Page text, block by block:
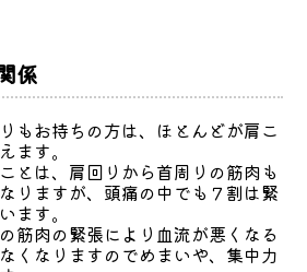
係
もお持ちの方は、ほとんどが肩こ
ます。
とは、肩回りから首周りの筋肉も
りますが、頭痛の中でも７割は緊
ます。
筋肉の緊張により血流が悪くなる
くなりますのでめまいや、集中力